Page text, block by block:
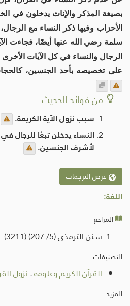
بصيغة المذكر والإناث يدخلون في
الأحزاب وفيها ذكر النساء مع
سلمة رضي الله عنها أيضًا، فجاءت
الرجال والنساء في كل الآيات
على تخصيصه بأحد الجنسين،
من فوائد الحديث
سبب نزول الآية الكريمة.
النساء يدخلن تبعًا للرجال في
لأشرف الجنسين.
عرض الترجمات
اللغة:
المراجع
سنن الترمذي (5/ 207) (3211).
التصنيفات
القرآن الكريم وعلومه. نزول
المزيد